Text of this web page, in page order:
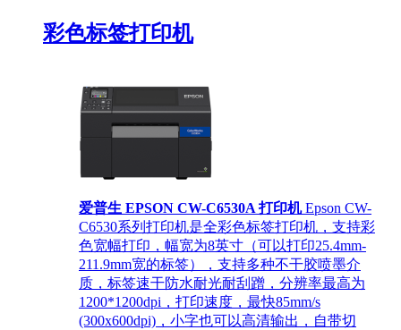
彩色标签打印机
爱普生 EPSON CW-C6530A 打印机 Epson CW-
C6530系列打印机是全彩色标签打印机，支持彩
色宽幅打印，幅宽为8英寸（可以打印25.4mm-
211.9mm宽的标签），支持多种不干胶喷墨介
质，标签速干防水耐光耐刮蹭，分辨率最高为
1200*1200dpi，打印速度，最快85mm/s
(300x600dpi)，小字也可以高清输出，自带切